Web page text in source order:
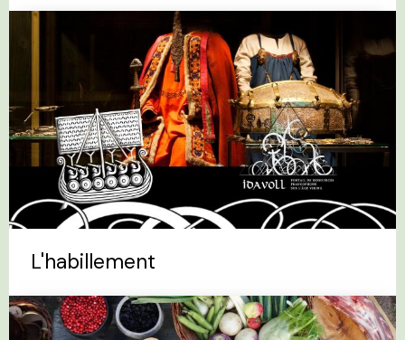
L'habillement